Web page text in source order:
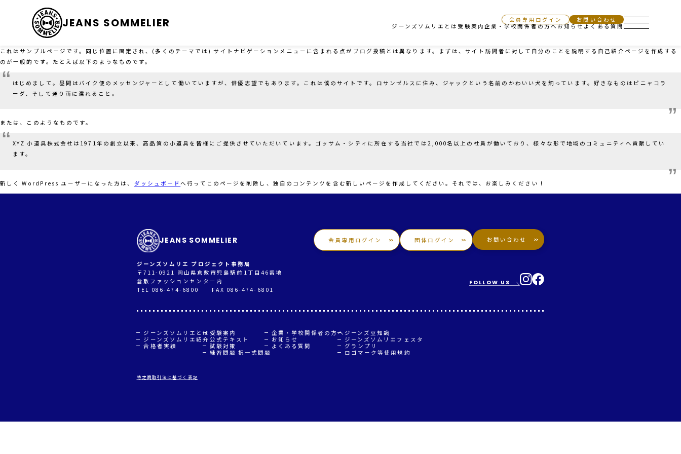
JEANS SOMMELIER 会員専用ログイン
お問い合わせ
ジーンズソムリエとは 受験案内 企業・学校関係者の方へお知らせよくある質問
これはサンプルページです。同じ位置に固定され、(多くのテーマでは) サイトナビゲーションメニューに含まれる点がブログ投稿とは異なります。まずは、サイト訪問者に対して自分のことを説明する自己紹介ページを作成する
のが一般的です。たとえば以下のようなものです。
はじめまして。昼間はバイク便のメッセンジャーとして働いていますが、俳優志望でもあります。これは僕のサイトです。ロサンゼルスに住み、ジャックという名前のかわいい犬を飼っています。好きなものはピニャコラ
ーダ、そして通り雨に濡れること。
または、このようなものです。
XYZ 小道具株式会社は1971年の創立以来、高品質の小道具を皆様にご提供させていただいています。ゴッサム・シティに所在する当社では2,000名以上の社員が働いており、様々な形で地域のコミュニティへ貢献してい
ます。
新しく WordPress ユーザーになった方は、 ダッシュボードへ行ってこのページを削除し、独自のコンテンツを含む新しいページを作成してください。それでは、お楽しみください !
JEANS SOMMELIER
ジーンズソムリエ プロジェクト事務局
〒711-0921 岡山県倉敷市児島駅前1丁目46番地
倉敷ファッションセンター内
TEL 086-474-6800 FAX 086-474-6801
会員専用ログイン 団体ログイン お問い合わせ
FOLLOW US
ジーンズソムリエとは
ジーンズソムリエ紹介
合格者実績
受験案内
公式テキスト
試験対策
練習問題 択一式問題
企業・学校関係者の方へ
お知らせ
よくある質問
ジーンズ豆知識
ジーンズソムリエフェスタ
グランプリ
ロゴマーク等使用規約
特定商取引法に基づく表記